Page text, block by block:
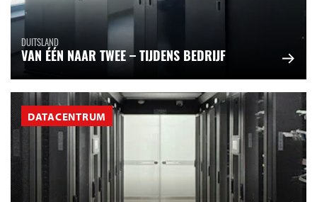
DUITSLAND
VAN ÉÉN NAAR TWEE – TIJDENS BEDRIJF
DATACENTRUM